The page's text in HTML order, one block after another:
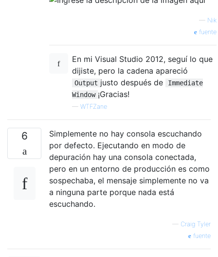
— Nik
fuente
En mi Visual Studio 2012, seguí lo que
dijiste, pero la cadena apareció
Output justo después de
Immediate
Window ¡Gracias!
— WTFZane
6
Simplemente no hay consola escuchando
por defecto. Ejecutando en modo de
depuración hay una consola conectada,
pero en un entorno de producción es como
sospechaba, el mensaje simplemente no va
a ninguna parte porque nada está
escuchando.
— Craig Tyler
fuente